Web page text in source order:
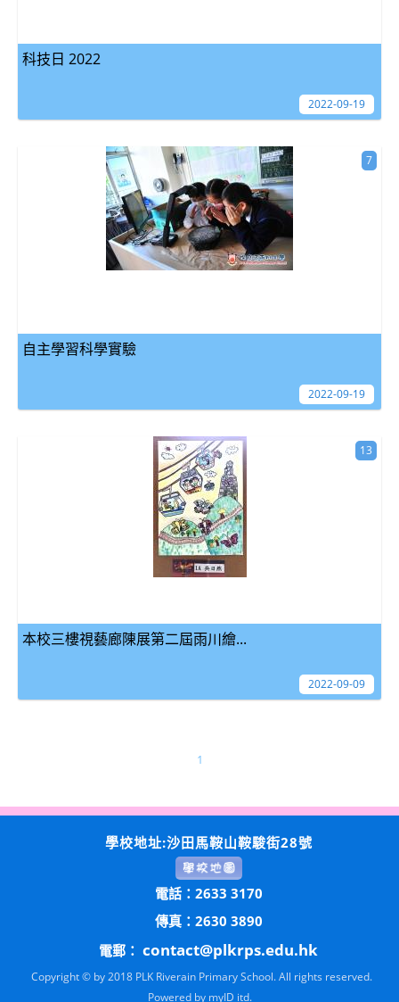
科技日 2022
2022-09-19
自主學習科學實驗
7
2022-09-19
本校三樓視藝廊陳展第二屆雨川繪...
13
2022-09-09
1
學校地址:沙田馬鞍山鞍駿街28號
電話：2633 3170
傳真：2630 3890
電郵： contact@plkrps.edu.hk
Copyright © by 2018 PLK Riverain Primary School. All rights reserved.
Powered by myID itd.